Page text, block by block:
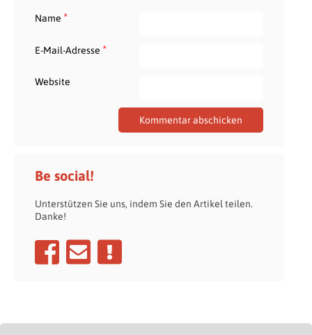
Name *
E-Mail-Adresse *
Website
Be social!
Unterstützen Sie uns, indem Sie den Artikel teilen.
Danke!